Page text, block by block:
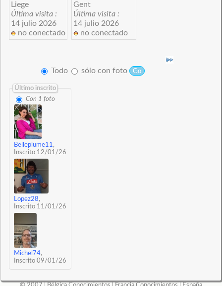
Liege
Última visita :
14 julio 2026
no conectado
Gent
Última visita :
14 julio 2026
no conectado
Todo sólo con foto
Último inscrito
Con 1 foto
Belleplume11 ,
Inscrito 12/01/26
Lopez28,
Inscrito 11/01/26
Michel74,
Inscrito 09/01/26